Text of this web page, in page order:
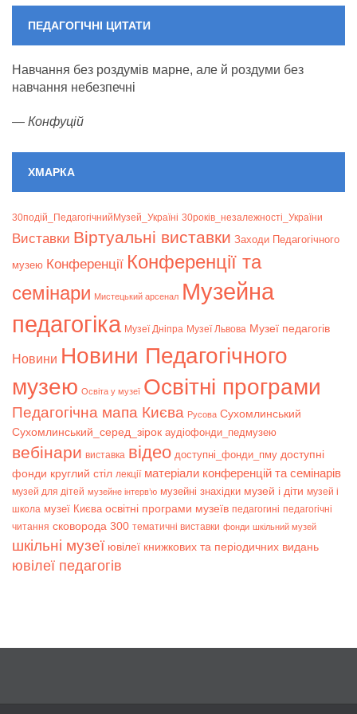
ПЕДАГОГІЧНІ ЦИТАТИ
Навчання без роздумів марне, але й роздуми без
навчання небезпечні
— Конфуцій
ХМАРКА
30подій_ПедагогічнийМузей_Україні 30років_незалежності_України
Bиставки Віртуальні виставки Заходи Педагогічного
музею Конференції Конференції та
семінари Мистецький арсенал Музейна
педагогіка Музеї Дніпра Музеї Львова Музеї педагогів
Новини Новини Педагогічного
музею Освіта у музеї Освітні програми
Педагогічна мапа Києва Русова Сухомлинський
Сухомлинський_серед_зірок аудіофонди_педмузею
вебінари виставка відео доступні_фонди_пму доступні
фонди круглий стіл лекції матеріали конференцій та семінарів
музей для дітей музейне інтерв’ю музейні знахідки музей і діти музей і
школа музеї Києва освітні програми музеїв педагогині педагогічні
читання сковорода 300 тематичні виставки фонди шкільний музей
шкільні музеї ювілеї книжкових та періодичних видань
ювілеї педагогів